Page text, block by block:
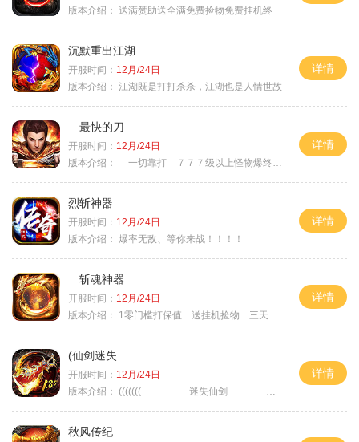
版本介绍： 送满赞助送全满免费捡物免费挂机终
沉默重出江湖
开服时间： 12月/24日
版本介绍： 江湖既是打打杀杀，江湖也是人情世故
详情
最快的刀
开服时间： 12月/24日
版本介绍：
一切靠打 ７７７级以上怪物爆终极
详情
烈斩神器
开服时间： 12月/24日
版本介绍： 爆率无敌、等你来战！！！！
详情
斩魂神器
开服时间： 12月/24日
版本介绍：
1零门槛打保值 送挂机捡物 三天合区
详情
(仙剑迷失
开服时间： 12月/24日
版本介绍： ((((((( 迷失仙剑 )))))
详情
秋风传纪